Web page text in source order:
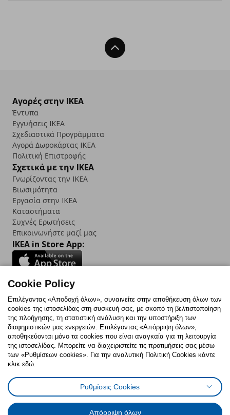
Back To Top
Αγορές στην IKEA
Έντυπα
Εγγυήσεις IKEA
Σχεδιαστικά Προγράμματα
Αγορά Δωρoκάρτας IKEA
Πολιτική Επιστροφής
Σχετικά με την IKEA
Γνωρίζοντας την IKEA
Βιωσιμότητα
Εργασία στην IKEA
Καταστήματα
Συχνές Ερωτήσεις
Επικοινωνήστε μαζί μας
IKEA in Store App:
Follow us:
FacebookInstagram
TikTokYoutubePinterestTwitter
Πολιτική CookiesΔήλωση ψηφιακής προσβασιμότητας
Ρυθμίσεις cookiesΌροι Χρήσης
Γενική Πολιτική Προσωπικών Δεδομένων
Πολιτική Προσωπικών Δεδομένων για ΙΚΕΑ.gr
Cookie Policy
Επιλέγοντας «Αποδοχή όλων», συναινείτε στην αποθήκευση όλων των
cookies της ιστοσελίδας στη συσκευή σας, με σκοπό τη βελτιστοποίηση
της πλοήγησης, τη στατιστική ανάλυση και την υποστήριξη των
διαφημιστικών μας ενεργειών. Επιλέγοντας «Απόρριψη όλων»,
αποθηκεύονται μόνο τα cookies που είναι αναγκαία για τη λειτουργία
της ιστοσελίδας. Μπορείτε να διαχειριστείτε τις προτιμήσεις σας μέσω
των «Ρυθμίσεων cookies». Για την αναλυτική Πολιτική Cookies κάντε
κλικ εδώ.
Ρυθμίσεις Cookies
Απόρριψη όλων